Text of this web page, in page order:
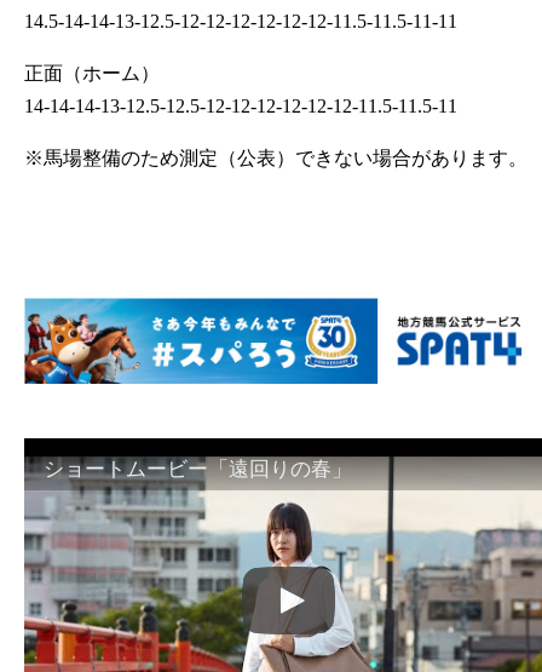
14.5-14-14-13-12.5-12-12-12-12-12-12-11.5-11.5-11-11
正面（ホーム）
14-14-14-13-12.5-12.5-12-12-12-12-12-12-11.5-11.5-11
※馬場整備のため測定（公表）できない場合があります。
ショートムービー「遠回りの春」